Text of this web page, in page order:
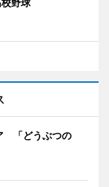
「どうぶつの